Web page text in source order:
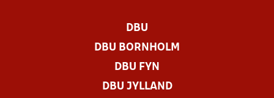
DBU
DBU BORNHOLM
DBU FYN
DBU JYLLAND